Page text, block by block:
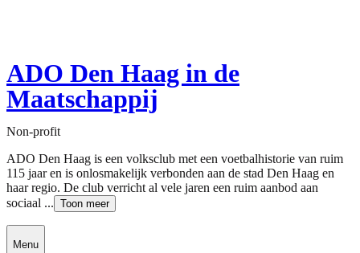
ADO Den Haag in de
Maatschappij
Non-profit
ADO Den Haag is een volksclub met een voetbalhistorie van ruim
115 jaar en is onlosmakelijk verbonden aan de stad Den Haag en
haar regio. De club verricht al vele jaren een ruim aanbod aan
sociaal ... Toon meer
Menu